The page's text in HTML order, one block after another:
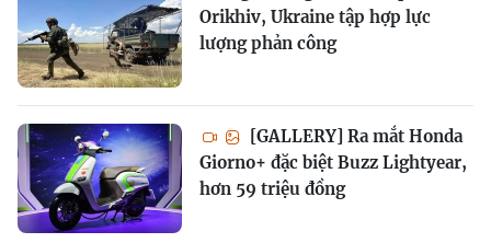
Orikhiv, Ukraine tập hợp lực
lượng phản công
[GALLERY] Ra mắt Honda
Giorno+ đặc biệt Buzz Lightyear,
hơn 59 triệu đồng